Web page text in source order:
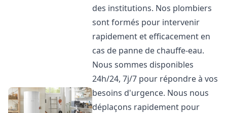
des institutions. Nos plombiers
sont formés pour intervenir
rapidement et efficacement en
cas de panne de chauffe-eau.
Nous sommes disponibles
24h/24, 7j/7 pour répondre à vos
besoins d'urgence. Nous nous
déplaçons rapidement pour